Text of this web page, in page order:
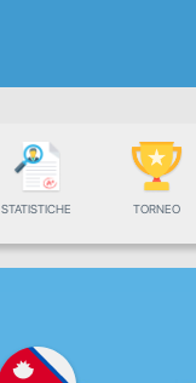
STATISTICHE TORNEO